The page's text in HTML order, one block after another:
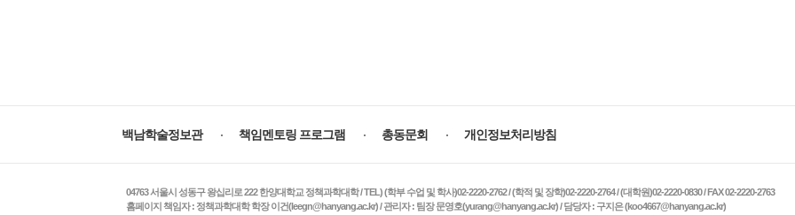
백남학술정보관 책임멘토링 프로그램 총동문회 개인정보처리방침
04763 서울시 성동구 왕십리로 222 한양대학교 정책과학대학 / TEL) (학부 수업 및 학사)02-2220-2762 / (학적 및 장학)02-2220-2764 / (대학원)02-2220-0830 / FAX 02-2220-2763
홈페이지 책임자 : 정책과학대학 학장 이건(leegn@hanyang.ac.kr) / 관리자 : 팀장 문영호(yurang@hanyang.ac.kr) / 담당자 : 구지은 (koo4667@hanyang.ac.kr)